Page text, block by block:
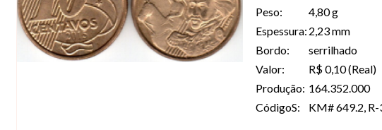
Peso:
Espessura:
Bordo:
Valor:
Produção:
CódigoS:
4,80 g
2,23 mm
serrilhado
R$ 0,10 (Real)
164.352.000
KM# 649.2, R-